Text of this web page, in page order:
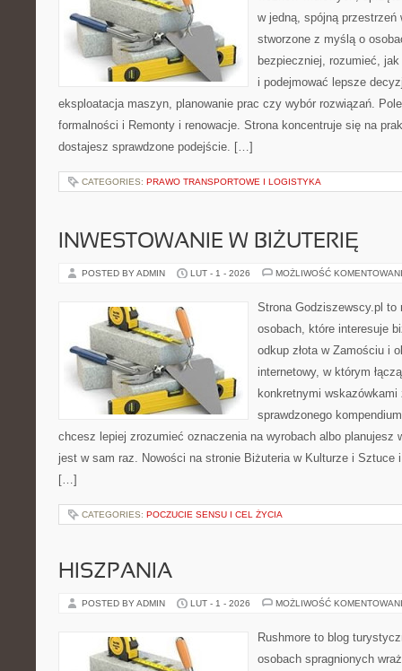
w jedną, spójną przestrzeń
stworzone z myślą o
bezpieczniej, rozumieć,
i podejmować lepsze
eksploatacja maszyn, planowanie prac czy wybór rozwiązań.
formalności i Remonty i renowacje. Strona koncentruje się na
dostajesz sprawdzone podejście. […]
CATEGORIES: PRAWO TRANSPORTOWE I LOGISTYKA
INWESTOWANIE W BIŻUTERIĘ
POSTED BY ADMIN LUT - 1 - 2026 MOŻLIWOŚĆ
Strona Godziszewscy.pl
osobach, które interesuje
odkup złota w Zamościu i
internetowy, w którym
konkretnymi
sprawdzonego
chcesz lepiej zrozumieć oznaczenia na wyrobach albo planujesz
jest w sam raz. Nowości na stronie Biżuteria w Kulturze i Sztuce
[…]
CATEGORIES: POCZUCIE SENSU I CEL ŻYCIA
HISZPANIA
POSTED BY ADMIN LUT - 1 - 2026 MOŻLIWOŚĆ
Rushmore to blog
osobach spragnionych